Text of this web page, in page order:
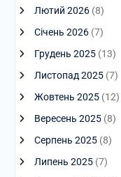
Лютий 2026(8)
Січень 2026(7)
Грудень 2025(13)
Листопад 2025(7)
Жовтень 2025(12)
Вересень 2025(8)
Серпень 2025(8)
Липень 2025(7)